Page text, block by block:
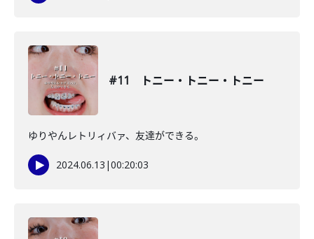
#11 トニー・トニー・トニー
ゆりやんレトリィバァ、友達ができる。
2024.06.13 |00:20:03